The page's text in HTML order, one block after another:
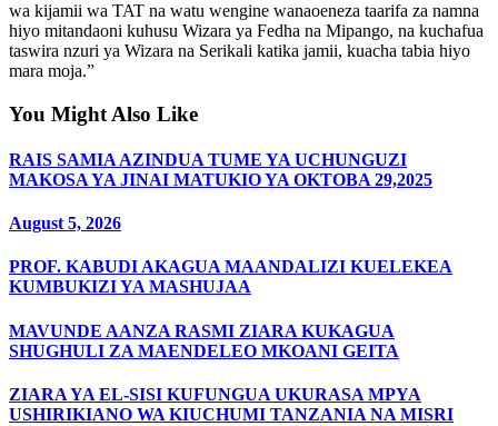
wa kijamii wa TAT na watu wengine wanaoeneza taarifa za namna
hiyo mitandaoni kuhusu Wizara ya Fedha na Mipango, na kuchafua
taswira nzuri ya Wizara na Serikali katika jamii, kuacha tabia hiyo
mara moja.”
You Might Also Like
RAIS SAMIA AZINDUA TUME YA UCHUNGUZI
MAKOSA YA JINAI MATUKIO YA OKTOBA 29,2025
August 5, 2026
PROF. KABUDI AKAGUA MAANDALIZI KUELEKEA
KUMBUKIZI YA MASHUJAA
MAVUNDE AANZA RASMI ZIARA KUKAGUA
SHUGHULI ZA MAENDELEO MKOANI GEITA
ZIARA YA EL-SISI KUFUNGUA UKURASA MPYA
USHIRIKIANO WA KIUCHUMI TANZANIA NA MISRI